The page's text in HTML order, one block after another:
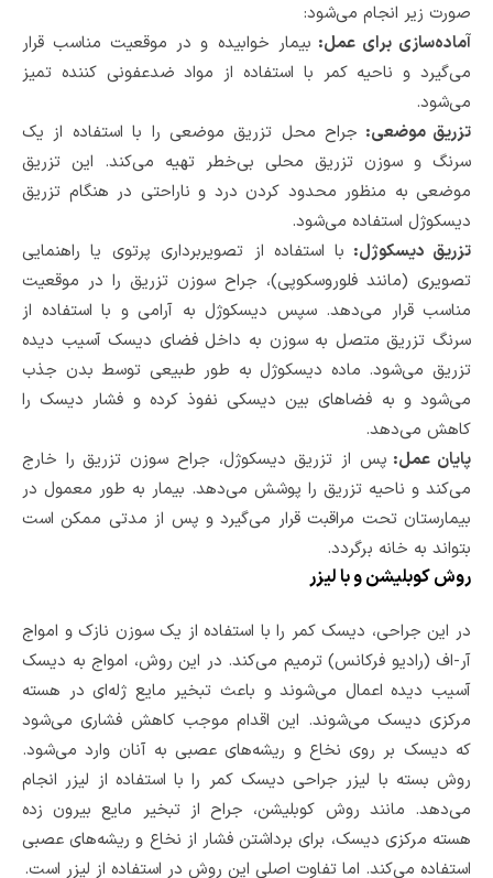
صورت زیر انجام می‌شود:
آماده‌سازی برای عمل: بیمار خوابیده و در موقعیت مناسب قرار
می‌گیرد و ناحیه کمر با استفاده از مواد ضدعفونی کننده تمیز
می‌شود.
تزریق موضعی: جراح محل تزریق موضعی را با استفاده از یک
سرنگ و سوزن تزریق محلی بی‌خطر تهیه می‌کند. این تزریق
موضعی به منظور محدود کردن درد و ناراحتی در هنگام تزریق
دیسکوژل استفاده می‌شود.
تزریق دیسکوژل: با استفاده از تصویربرداری پرتوی یا راهنمایی
تصویری (مانند فلوروسکوپی)، جراح سوزن تزریق را در موقعیت
مناسب قرار می‌دهد. سپس دیسکوژل به آرامی و با استفاده از
سرنگ تزریق متصل به سوزن به داخل فضای دیسک آسیب دیده
تزریق می‌شود. ماده دیسکوژل به طور طبیعی توسط بدن جذب
می‌شود و به فضاهای بین دیسکی نفوذ کرده و فشار دیسک را
کاهش می‌دهد.
پایان عمل: پس از تزریق دیسکوژل، جراح سوزن تزریق را خارج
می‌کند و ناحیه تزریق را پوشش می‌دهد. بیمار به طور معمول در
بیمارستان تحت مراقبت قرار می‌گیرد و پس از مدتی ممکن است
بتواند به خانه برگردد.
روش کوبلیشن و با لیزر
در این جراحی، دیسک کمر را با استفاده از یک سوزن نازک و امواج
آر-اف (رادیو فرکانس) ترمیم می‌کند. در این روش، امواج به دیسک
آسیب دیده اعمال می‌شوند و باعث تبخیر مایع ژله‌ای در هسته
مرکزی دیسک می‌شوند. این اقدام موجب کاهش فشاری می‌شود
که دیسک بر روی نخاع و ریشه‌های عصبی به آنان وارد می‌شود.
روش بسته با لیزر جراحی دیسک کمر را با استفاده از لیزر انجام
می‌دهد. مانند روش کوبلیشن، جراح از تبخیر مایع بیرون زده
هسته مرکزی دیسک، برای برداشتن فشار از نخاع و ریشه‌های عصبی
استفاده می‌کند. اما تفاوت اصلی این روش در استفاده از لیزر است.